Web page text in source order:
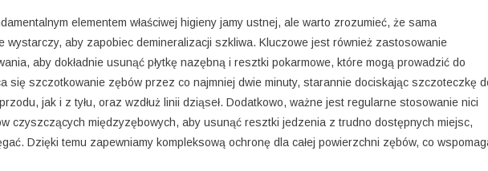
elementem właściwej higieny jamy ustnej, ale warto zrozumieć, że sama
wystarczy, aby zapobiec demineralizacji szkliwa. Kluczowe jest również zastosowanie
aby dokładnie usunąć płytkę nazębną i resztki pokarmowe, które mogą prowadzić do
się szczotkowanie zębów przez co najmniej dwie minuty, starannie dociskając szczoteczkę
jak i z tyłu, oraz wzdłuż linii dziąseł. Dodatkowo, ważne jest regularne stosowanie nici
czyszczących międzyzębowych, aby usunąć resztki jedzenia z trudno dostępnych miejsc,
Dzięki temu zapewniamy kompleksową ochronę dla całej powierzchni zębów, co